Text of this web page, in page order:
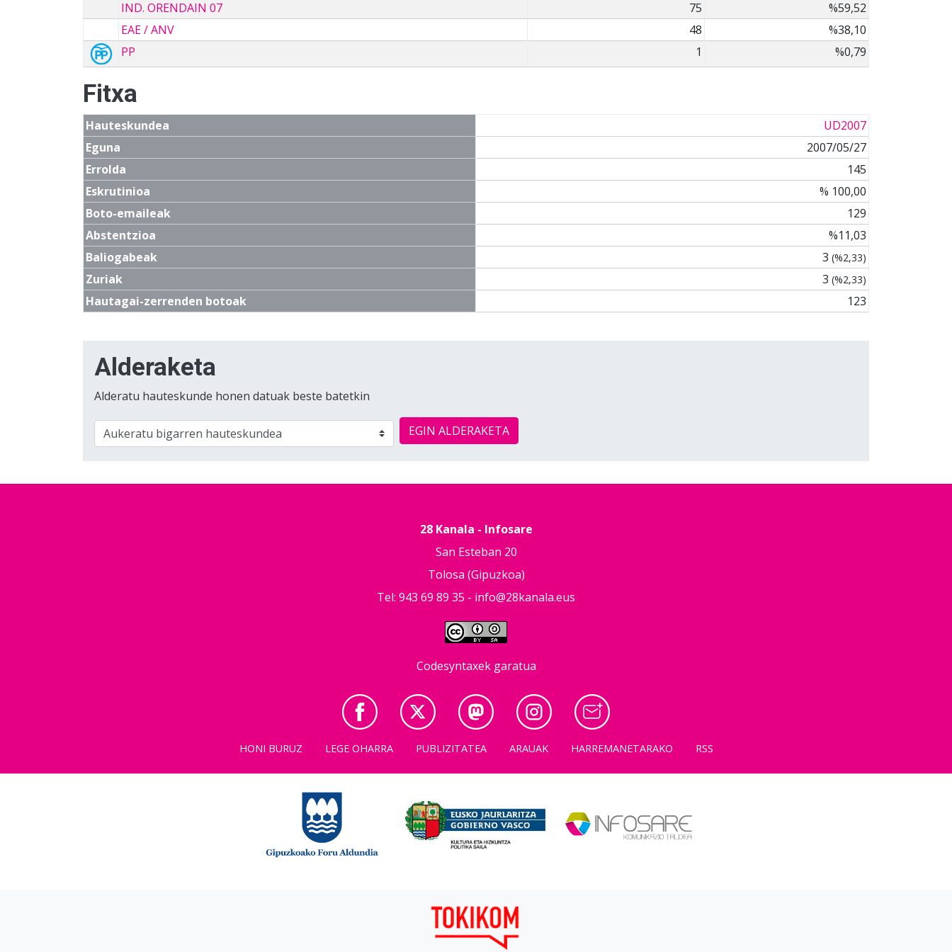
IND. ORENDAIN 07
75
%59,52
EAE / ANV
48
%38,10
PP
1 %0,79
Fitxa
Hauteskundea
UD2007
Eguna
2007/05/27
Errolda
145
Eskrutinioa
% 100,00
Boto-emaileak
129
Abstentzioa
%11,03
Baliogabeak
3 (%2,33)
Zuriak 3 (%2,33)
Hautagai-zerrenden botoak 123
Alderaketa
Alderatu hauteskunde honen datuak beste batetkin
EGIN ALDERAKETA
28 Kanala - Infosare
San Esteban 20
Tolosa (Gipuzkoa)
Tel: 943 69 89 35 - info@28kanala.eus
Codesyntaxek garatua
HONI BURUZ LEGE OHARRA PUBLIZITATEA ARAUAK HARREMANETARAKO RSS